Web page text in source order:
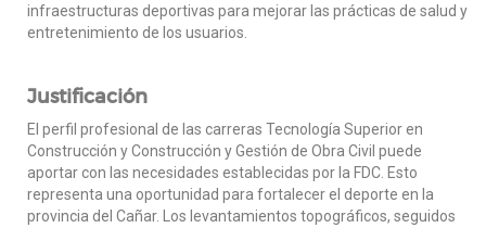
infraestructuras deportivas para mejorar las prácticas de salud y
entretenimiento de los usuarios.
Justificación
El perfil profesional de las carreras Tecnología Superior en
Construcción y Construcción y Gestión de Obra Civil puede
aportar con las necesidades establecidas por la FDC. Esto
representa una oportunidad para fortalecer el deporte en la
provincia del Cañar. Los levantamientos topográficos, seguidos